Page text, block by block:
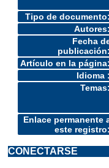
Tipo de documento:
Autores:
Fecha
publicación:
Artículo en la página:
Idioma :
Temas:
Enlace permanente
este registro:
CONECTARSE